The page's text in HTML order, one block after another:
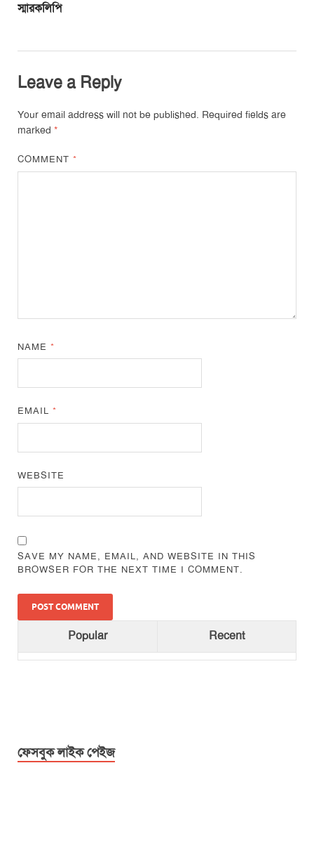
স্মারকলিপি
Leave a Reply
Your email address will not be published. Required fields are
marked *
COMMENT*
NAME*
EMAIL*
WEBSITE
SAVE MY NAME, EMAIL, AND WEBSITE IN THIS
BROWSER FOR THE NEXT TIME I COMMENT.
Popular Recent
ফেসবুক লাইক পেইজ